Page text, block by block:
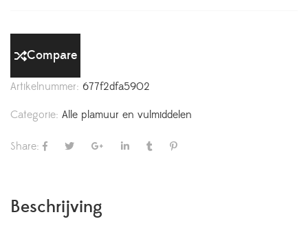
Compare
Artikelnummer: 677f2dfa5902
Categorie: Alle plamuur en vulmiddelen
Share:
Beschrijving